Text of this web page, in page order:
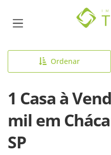
Página
Ordenar
1 Casa à
mil em
SP